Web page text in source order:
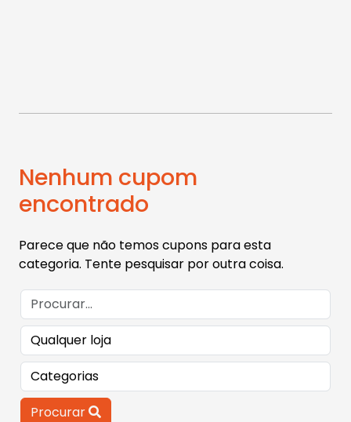
Nenhum cupom
encontrado
Parece que não temos cupons para esta
categoria. Tente pesquisar por outra coisa.
Procurar